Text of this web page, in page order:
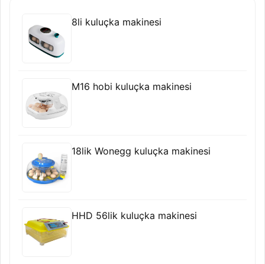
8li kuluçka makinesi
M16 hobi kuluçka makinesi
18lik Wonegg kuluçka makinesi
HHD 56lik kuluçka makinesi